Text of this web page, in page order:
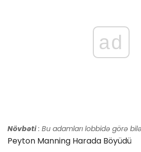
ad
Növbəti : Bu adamları lobbidə görə
Peyton Manning Harada Böyüdü